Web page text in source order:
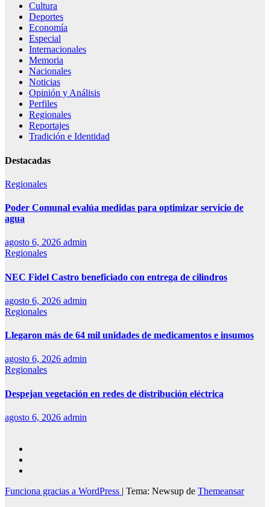
Cultura
Deportes
Economía
Especial
Internacionales
Memoria
Nacionales
Noticias
Opinión y Análisis
Perfiles
Regionales
Reportajes
Tradición e Identidad
Destacadas
Regionales
Poder Comunal evalúa medidas para optimizar servicio de
agua
agosto 6, 2026 admin
Regionales
NEC Fidel Castro beneficiado con entrega de cilindros
agosto 6, 2026 admin
Regionales
Llegaron más de 64 mil unidades de medicamentos e insumos
agosto 6, 2026 admin
Regionales
Despejan vegetación en redes de distribución eléctrica
agosto 6, 2026 admin
Funciona gracias a WordPress | Tema: Newsup de Themeansar